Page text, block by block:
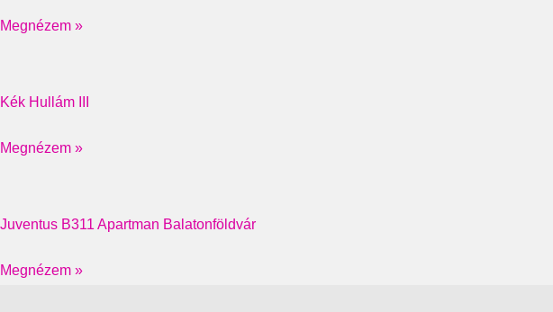
Megnézem »
Kék Hullám III
Megnézem »
Juventus B311 Apartman Balatonföldvár
Megnézem »